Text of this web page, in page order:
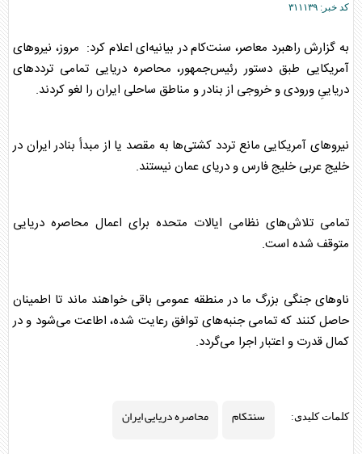
کد خبر: ۳۱۱۱۳۹
به گزارش راهبرد معاصر، سنت‌کام در بیانیه‌ای اعلام کرد: مروز، نیروهای
آمریکایی طبق دستور رئیس‌جمهور، محاصره دریایی تمامی ترددهای
دریاییِ ورودی و خروجی از بنادر و مناطق ساحلی ایران را لغو کردند.
نیروهای آمریکایی مانع تردد کشتی‌ها به مقصد یا از مبدأ بنادر ایران در
خلیج عربی خلیج فارس و دریای عمان نیستند.
تمامی تلاش‌های نظامی ایالات متحده برای اعمال محاصره دریایی
متوقف شده است.
ناوهای جنگی بزرگ ما در منطقه عمومی باقی خواهند ماند تا اطمینان
حاصل کنند که تمامی جنبه‌های توافق رعایت شده، اطاعت می‌شود و در
کمال قدرت و اعتبار اجرا می‌گردد.
کلمات کلیدی: سنتکام محاصره دریایی ایران